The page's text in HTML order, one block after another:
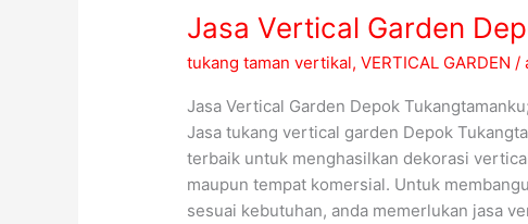
Jasa Vertical Garden
tukang taman vertikal,VERTICAL GARDEN /
Jasa Vertical Garden Depok
Jasa tukang vertical garden Depok
terbaik untuk menghasilkan dekorasi
maupun tempat komersial. Untuk
sesuai kebutuhan, anda memerlukan jasa
Garden
Tukangtamanku